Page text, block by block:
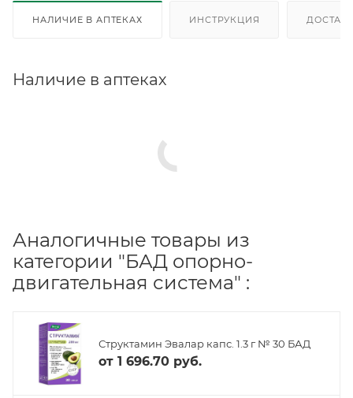
НАЛИЧИЕ В АПТЕКАХ ИНСТРУКЦИЯ
Наличие в аптеках
Аналогичные товары из
категории "БАД опорно-
двигательная система" :
Структамин Эвалар капс. 1.3 г № 30 БАД
от 1 696.70 руб.